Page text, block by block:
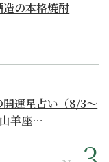
の本格焼酎
運星占い（8/3～
羊座…